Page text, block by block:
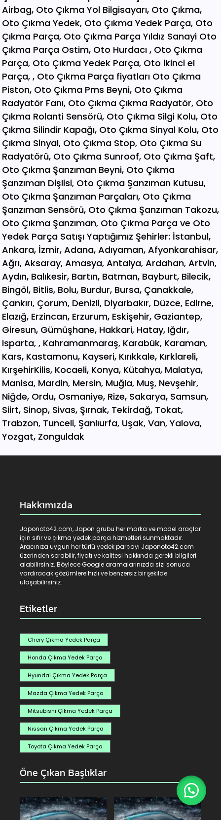
Hakkımızda
Japonoto42.com, Japon grubu her marka ve model araçlar
için sıfır ve çıkma yedek parça hizmetleri sunmaktadır.
Aracınıza uygun her türlü yedek parçayı Japonoto42.com
üzerinden sorabilir, fiyatı ve kalitesi hakkında gerekli bilgileri
alabilirsiniz. Böylece Google aramalarınızda sizi sonuca
vardıracak çözümlere hızlı ve benzersiz bir şekilde
ulaşabilirsiniz.
Etiketler
Chery Çıkma Yedek Parça
Honda Çıkma Yedek Parça
Hyundai Çıkma Yedek Parça
Mazda Çıkma Yedek Parça
Mitsubishi Çıkma Yedek Parça
Nissan Çıkma Yedek Parça
Toyota Çıkma Yedek Parça
Öne Çıkan Başlıklar